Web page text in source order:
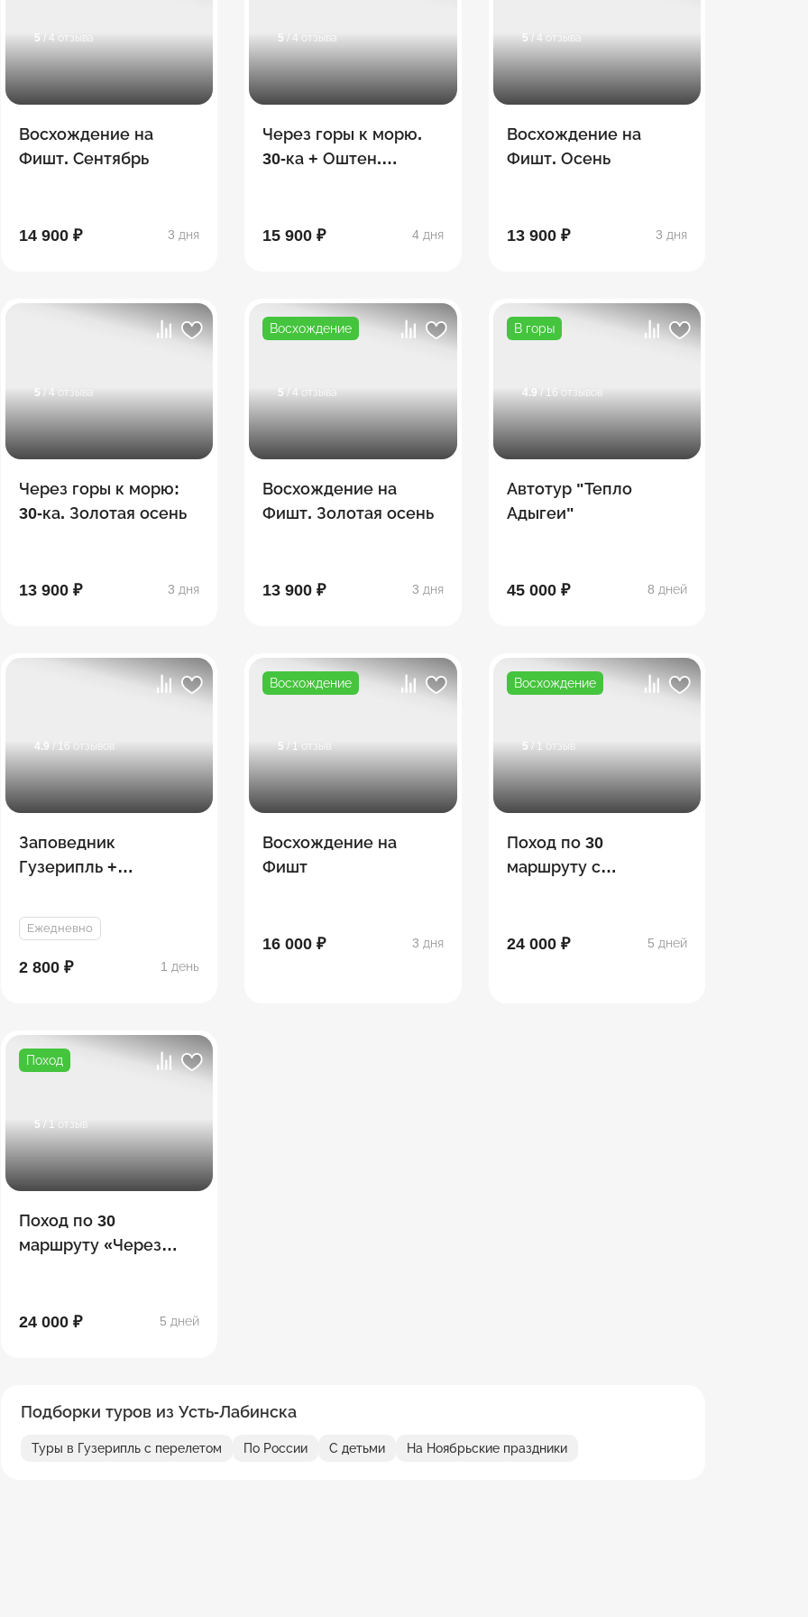
5 / 4 отзыва
Восхождение на
Фишт. Сентябрь
14 900 ₽ 3 дня
5 / 4 отзыва
Через горы к морю.
30-ка + Оштен.
15 900 ₽ 4 дня
5 / 4 отзыва
Восхождение на
Фишт. Осень
13 900 ₽ 3 дня
5 / 4 отзыва
Через горы к морю:
30-ка. Золотая осень
13 900 ₽ 3 дня
Восхождение
5 / 4 отзыва
Восхождение на
Фишт. Золотая осень
13 900 ₽ 3 дня
В горы
4.9 / 16 отзывов
Автотур "Тепло
Адыгеи"
45 000 ₽ 8 дней
4.9 / 16 отзывов
Заповедник
Гузерипль +
Ежедневно
2 800 ₽ 1 день
Восхождение
5 / 1 отзыв
Восхождение на
Фишт
16 000 ₽ 3 дня
Восхождение
5 / 1 отзыв
Поход по 30
маршруту с
24 000 ₽
5 дней
Поход
5 / 1 отзыв
Поход по 30
маршруту «Через
24 000 ₽ 5 дней
Подборки туров из Усть-Лабинска
Туры в Гузерипль с перелетом По России С детьми На Ноябрьские праздники